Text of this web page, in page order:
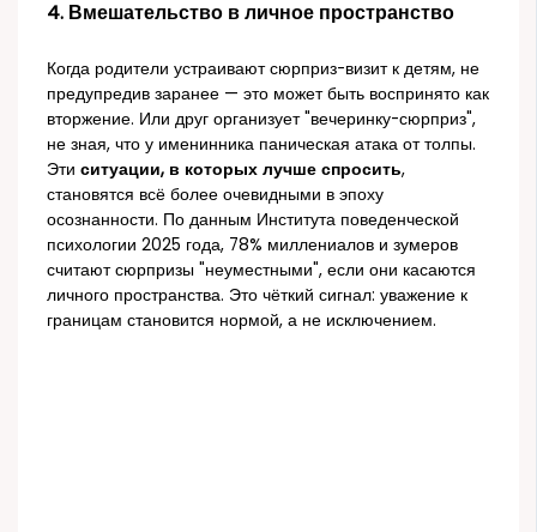
4. Вмешательство в личное пространство
Когда родители устраивают сюрприз-визит к детям, не
предупредив заранее — это может быть воспринято как
вторжение. Или друг организует "вечеринку-сюрприз",
не зная, что у именинника паническая атака от толпы.
Этиситуации, в которых лучше спросить,
становятся всё более очевидными в эпоху
осознанности. По данным Института поведенческой
психологии 2025 года, 78% миллениалов и зумеров
считают сюрпризы "неуместными", если они касаются
личного пространства. Это чёткий сигнал: уважение к
границам становится нормой, а не исключением.